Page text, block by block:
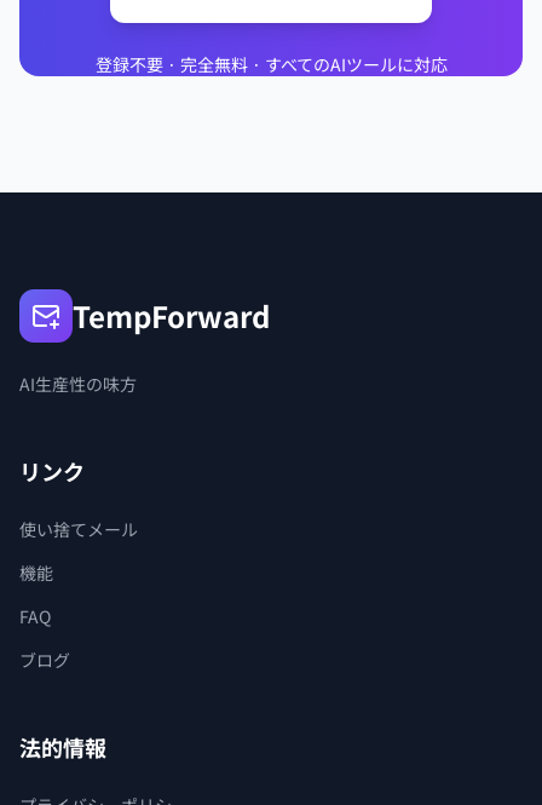
登録不要 · 完全無料 · すべてのAIツールに対応
TempForward
AI生産性の味方
リンク
使い捨てメール
機能
FAQ
ブログ
法的情報